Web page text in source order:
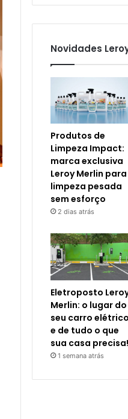
Novidades
Produtos de
Limpeza Impact:
marca exclusiva
Leroy Merlin para
limpeza pesada
sem esforço
2 dias atrás
Eletroposto
Merlin: o lugar do
seu carro elétrico
e de tudo o que
sua casa precisa!
1 semana atrás